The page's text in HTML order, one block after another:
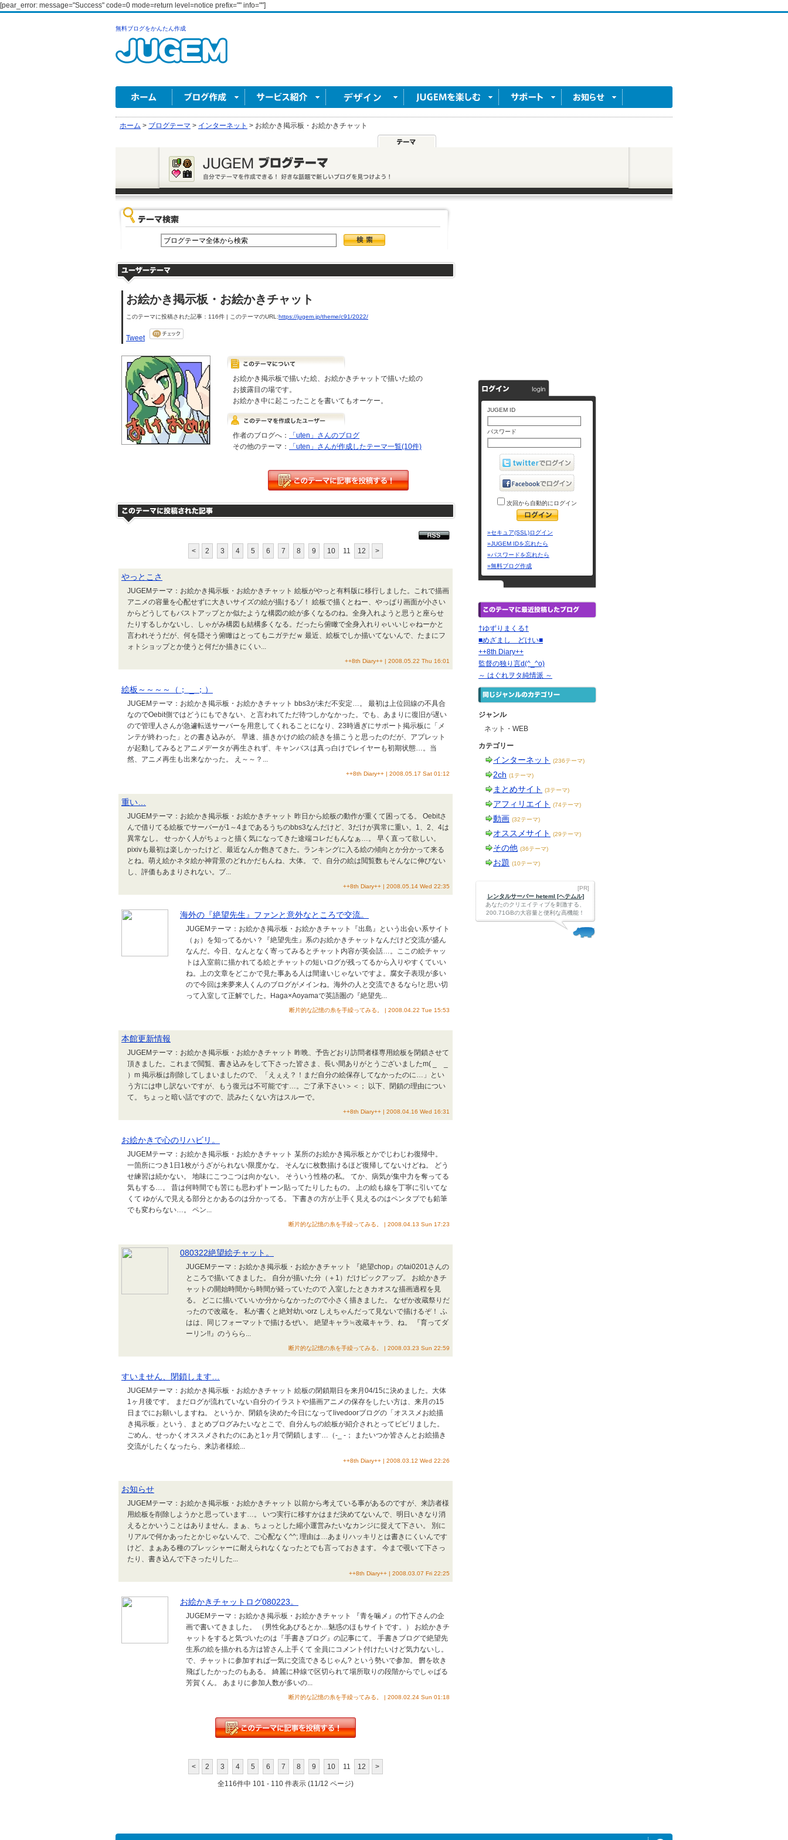
[pear_error: message="Success" code=0 mode=return level=notice prefix="" info=""]
無料ブログをかんたん作成
ホーム > ブログテーマ > インターネット > お絵かき掲示板・お絵かきチャット
お絵かき掲示板・お絵かきチャット
このテーマに投稿された記事：116件 | このテーマのURL:https://jugem.jp/theme/c91/2022/
Tweet
お絵かき掲示板で描いた絵、お絵かきチャットで描いた絵の
お披露目の場です。
お絵かき中に起こったことを書いてもオーケー。
作者のブログへ：
「uten」さんのブログ
その他のテーマ：
「uten」さんが作成したテーマ一覧(10件)
< 2 3 4 5 6 7 8 9 10 11 12 >
やっとこさ
JUGEMテーマ：お絵かき掲示板・お絵かきチャット 絵板がやっと有料版に移行しました。これで描画
アニメの容量を心配せずに大きいサイズの絵が描けるゾ！ 絵板で描くとねー、やっぱり画面が小さい
からどうしてもバストアップとか似たような構図の絵が多くなるのね。全身入れようと思うと座らせ
たりするしかないし、しゃがみ構図も結構多くなる。だったら俯瞰で全身入れりゃいいじゃねーかと
言われそうだが、何を隠そう俯瞰はとってもニガテだｗ 最近、絵板でしか描いてないんで、たまにフ
ォトショップとか使うと何だか描きにくい...
++8th Diary++ | 2008.05.22 Thu 16:01
絵板～～～～（； _ ；）
JUGEMテーマ：お絵かき掲示板・お絵かきチャット bbs3が未だ不安定…。 最初は上位回線の不具合
なのでOebit側ではどうにもできない、と言われてただ待つしかなかった。でも、あまりに復旧が遅い
ので管理人さんが急遽転送サーバーを用意してくれることになり、23時過ぎにサポート掲示板に「メ
ンテが終わった」との書き込みが。 早速、描きかけの絵の続きを描こうと思ったのだが、アプレット
が起動してみるとアニメデータが再生されず、キャンバスは真っ白けでレイヤーも初期状態…。当
然、アニメ再生も出来なかった。 え～～？...
++8th Diary++ | 2008.05.17 Sat 01:12
重い…
JUGEMテーマ：お絵かき掲示板・お絵かきチャット 昨日から絵板の動作が重くて困ってる。 Oebitさ
んで借りてる絵板でサーバーが1～4まであるうちのbbs3なんだけど、3だけが異常に重い。1、2、4は
異常なし。 せっかく人がちょっと描く気になってきた途端コレだもんなぁ…。 早く直って欲しい。
pixivも最初は楽しかったけど、最近なんか飽きてきた。ランキングに入る絵の傾向とか分かって来る
とね。萌え絵かネタ絵か神背景のどれかだもんね、大体。 で、自分の絵は閲覧数もそんなに伸びない
し、評価もあまりされない。ブ...
++8th Diary++ | 2008.05.14 Wed 22:35
海外の『絶望先生』ファンと意外なところで交流。
JUGEMテーマ：お絵かき掲示板・お絵かきチャット『出島』という出会い系サイト
（ぉ）を知ってるかい？『絶望先生』系のお絵かきチャットなんだけど交流が盛ん
なんだ。今日、なんとなく寄ってみるとチャット内容が英会話…。ここの絵チャッ
トは入室前に描かれてる絵とチャットの短いログが残ってるから入りやすくていい
ね。上の文章をどこかで見た事ある人は間違いじゃないですよ。腐女子表現が多い
ので今回は来夢来人くんのブログがメインね。海外の人と交流できるなら!と思い切
って入室して正解でした。Haga×Aoyamaで英語圏の『絶望先...
断片的な記憶の糸を手繰ってみる。 | 2008.04.22 Tue 15:53
本館更新情報
JUGEMテーマ：お絵かき掲示板・お絵かきチャット 昨晩、予告どおり訪問者様専用絵板を閉鎖させて
頂きました。これまで閲覧、書き込みをして下さった皆さま、長い間ありがとうございましたm( _ _
）m 掲示板は削除してしまいましたので、「えぇえ？！まだ自分の絵保存してなかったのに…」とい
う方には申し訳ないですが、もう復元は不可能です…。ご了承下さい＞＜； 以下、閉鎖の理由につい
て。 ちょっと暗い話ですので、読みたくない方はスルーで。
++8th Diary++ | 2008.04.16 Wed 16:31
お絵かきで心のリハビリ。
JUGEMテーマ：お絵かき掲示板・お絵かきチャット 某所のお絵かき掲示板とかでじわじわ復帰中。
一箇所につき1日1枚がうざがられない限度かな。 そんなに枚数描けるほど復帰してないけどね。 どう
せ練習は続かない。 地味にこつこつは向かない。 そういう性格の私。 てか、病気が集中力を奪ってる
気もする…。 昔は何時間でも苦にも思わずトーン貼ってたりしたもの。 上の絵も線を丁寧に引いてな
くて ゆがんで見える部分とかあるのは分かってる。 下書きの方が上手く見えるのはペンタブでも鉛筆
でも変わらない…。 ペン...
断片的な記憶の糸を手繰ってみる。 | 2008.04.13 Sun 17:23
080322絶望絵チャット。
JUGEMテーマ：お絵かき掲示板・お絵かきチャット 『絶望chop』のtai0201さんの
ところで描いてきました。 自分が描いた分（＋1）だけピックアップ。 お絵かきチ
ャットの開始時間から時間が経っていたので 入室したときカオスな描画過程を見
る。 どこに描いていいか分からなかったので小さく描きました。 なぜか改蔵祭りだ
ったので改蔵を。 私が書くと絶対幼いorz しえちゃんだって見ないで描けるぞ！ ふ
はは、同じフォーマットで描けるぜい。 絶望キャラ≒改蔵キャラ、ね。 『育ってダ
ーリン!!』のうらら...
断片的な記憶の糸を手繰ってみる。 | 2008.03.23 Sun 22:59
すいません、閉鎖します…
JUGEMテーマ：お絵かき掲示板・お絵かきチャット 絵板の閉鎖期日を来月04/15に決めました。大体
1ヶ月後です。 まだログが流れていない自分のイラストや描画アニメの保存をしたい方は、来月の15
日までにお願いしますね。 というか、閉鎖を決めた今日になってlivedoorブログの「オススメお絵描
き掲示板」という、まとめブログみたいなとこで、自分んちの絵板が紹介されとってビビリました。
ごめん、せっかくオススメされたのにあと1ヶ月で閉鎖します…（-_ -； またいつか皆さんとお絵描き
交流がしたくなったら、来訪者様絵...
++8th Diary++ | 2008.03.12 Wed 22:26
お知らせ
JUGEMテーマ：お絵かき掲示板・お絵かきチャット 以前から考えている事があるのですが、来訪者様
用絵板を削除しようかと思っています…。 いつ実行に移すかはまだ決めてないんで、明日いきなり消
えるとかいうことはありません。まぁ、ちょっとした縮小運営みたいなカンジに捉えて下さい。 別に
リアルで何かあったとかじゃないんで、ご心配なく^^; 理由は…あまりハッキリとは書きにくいんです
けど、まぁある種のプレッシャーに耐えられなくなったとでも言っておきます。 今まで覗いて下さっ
たり、書き込んで下さったりした...
++8th Diary++ | 2008.03.07 Fri 22:25
お絵かきチャットログ080223。
JUGEMテーマ：お絵かき掲示板・お絵かきチャット 『青を噛メ』の竹下さんの企
画で書いてきました。 （男性化あびるとか…魅惑のほもサイトです。） お絵かきチ
ャットをすると気づいたのは『手書きブログ』の記事にて。 手書きブログで絶望先
生系の絵を描かれる方は皆さん上手くて 全員にコメント付けたいけど気力ないし。
で、チャットに参加すれば一気に交流できるじゃん? という勢いで参加。 欝を吹き
飛ばしたかったのもある。 綺麗に枠線で区切られて場所取りの段階からでしゃばる
芳賀くん。 あまりに参加人数が多いの...
断片的な記憶の糸を手繰ってみる。 | 2008.02.24 Sun 01:18
< 2 3 4 5 6 7 8 9 10 11 12 >
全116件中 101 - 110 件表示 (11/12 ページ)
JUGEM ID
パスワード
次回から自動的にログイン
»セキュア(SSL)ログイン
»JUGEM IDを忘れたら
»パスワードを忘れたら
»無料ブログ作成
†ゆずりまくる†
■めざまし どけい■
++8th Diary++
監督の独り言d(^_^o)
～ はぐれヲタ純情派 ～
ジャンル
ネット・WEB
カテゴリー
インターネット (236テーマ)
2ch (1テーマ)
まとめサイト (3テーマ)
アフィリエイト (74テーマ)
動画 (32テーマ)
オススメサイト (29テーマ)
その他 (36テーマ)
お題 (10テーマ)
[PR]
レンタルサーバー heteml [ヘテムル]
あなたのクリエイティブを刺激する、
200.71GBの大容量と便利な高機能！